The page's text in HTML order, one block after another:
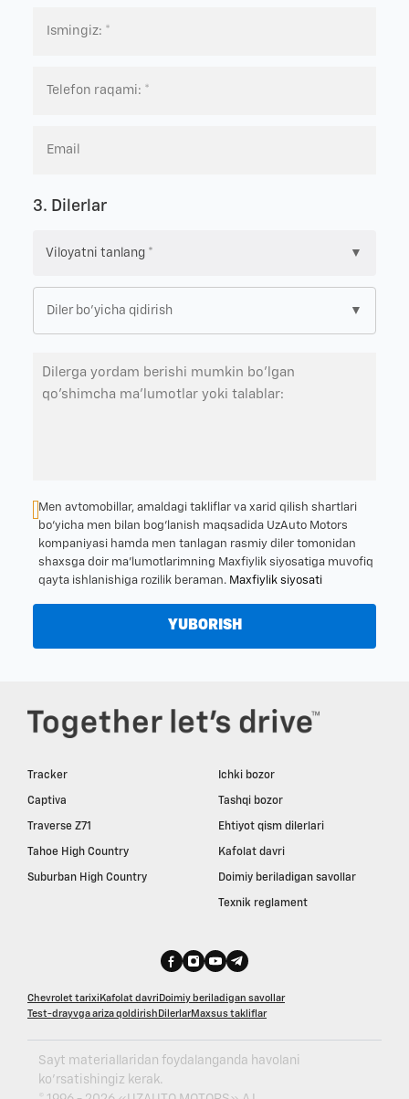
3. Dilerlar
▼
▼
Men avtomobillar, amaldagi takliflar va xarid qilish shartlari
bo‘yicha men bilan bog‘lanish maqsadida UzAuto Motors
kompaniyasi hamda men tanlagan rasmiy diler tomonidan
shaxsga doir ma’lumotlarimning Maxfiylik siyosatiga muvofiq
qayta ishlanishiga rozilik beraman. Maxfiylik siyosati
YUBORISH
Tracker
Captiva
Traverse Z71
Tahoe High Country
Suburban High Country
Ichki bozor
Tashqi bozor
Ehtiyot qism dilerlari
Kafolat davri
Doimiy beriladigan savollar
Texnik reglament
Chevrolet tarixi Kafolat davri Doimiy beriladigan savollar
Test-drayvga ariza qoldirish DilerlarMaxsus takliflar
Sayt materiallaridan foydalanganda havolani
ko'rsatishingiz kerak.